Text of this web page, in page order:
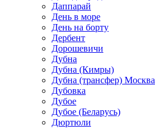
Даппарай
День в море
День на борту
Дербент
Дорошевичи
Дубна
Дубна (Кимры)
Дубна (трансфер) Москва
Дубовка
Дубое
Дубое (Беларусь)
Дюртюли